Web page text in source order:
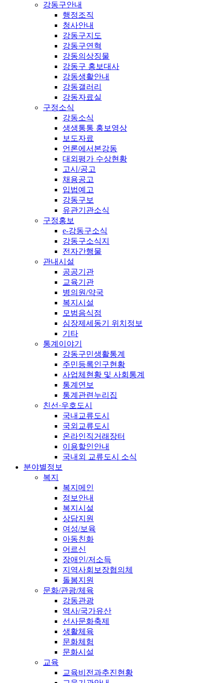
강동구안내
행정조직
청사안내
강동구지도
강동구연혁
강동의상징물
강동구 홍보대사
강동생활안내
강동갤러리
강동자료실
구정소식
강동소식
생생통통 홍보영상
보도자료
언론에서본강동
대외평가 수상현황
고시/공고
채용공고
입법예고
강동구보
유관기관소식
구정홍보
e-강동구소식
강동구소식지
전자간행물
관내시설
공공기관
교육기관
병의원/약국
복지시설
모범음식점
심장제세동기 위치정보
기타
통계이야기
강동구민생활통계
주민등록인구현황
사업체현황 및 사회통계
통계연보
통계관련누리집
친선·우호도시
국내교류도시
국외교류도시
온라인직거래장터
이용할인안내
국내외 교류도시 소식
분야별정보
복지
복지메인
정보안내
복지시설
상담지원
여성/보육
아동친화
어르신
장애인/저소득
지역사회보장협의체
돌봄지원
문화/관광/체육
강동관광
역사/국가유산
선사문화축제
생활체육
문화체험
문화시설
교육
교육비전과추진현황